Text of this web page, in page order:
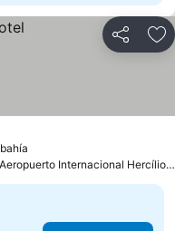
Compartir
Internacional Hercílio